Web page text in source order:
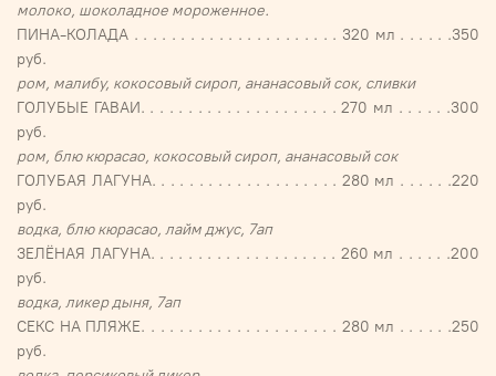
молоко, шоколадное мороженное.
ПИНА-КОЛАДА . . . . . . . . . . . . . . . . . . . . . . 320 мл . . . . . .350
руб.
ром, малибу, кокосовый сироп, ананасовый сок, сливки
ГОЛУБЫЕ ГАВАИ. . . . . . . . . . . . . . . . . . . . . 270 мл . . . . . .300
руб.
ром, блю кюрасао, кокосовый сироп, ананасовый сок
ГОЛУБАЯ ЛАГУНА. . . . . . . . . . . . . . . . . . . . 280 мл . . . . . .220
руб.
водка, блю кюрасао, лайм джус, 7ап
ЗЕЛЁНАЯ ЛАГУНА. . . . . . . . . . . . . . . . . . . . 260 мл . . . . . .200
руб.
водка, ликер дыня, 7ап
СЕКС НА ПЛЯЖЕ. . . . . . . . . . . . . . . . . . . . . 280 мл . . . . . .250
руб.